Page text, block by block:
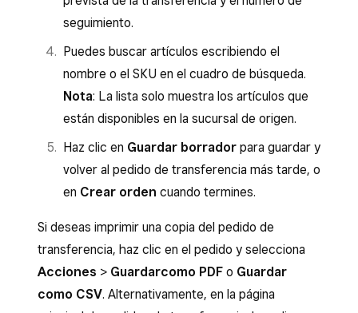
seguimiento.
Puedes buscar artículos escribiendo el
nombre o el SKU en el cuadro de búsqueda.
Nota: La lista solo muestra los artículos que
están disponibles en la sucursal de origen.
Haz clic en Guardar borrador para guardar y
volver al pedido de transferencia más tarde, o
en Crear orden cuando termines.
Si deseas imprimir una copia del pedido de
transferencia, haz clic en el pedido y selecciona
Acciones > Guardarcomo PDF o Guardar
como CSV. Alternativamente, en la página